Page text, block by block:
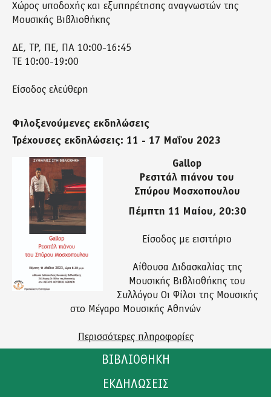
ΒΙΒΛΙΟΘΗΚΗ
ΚΑΤΑΛΟΓΟΣ
ΕΚΔΗΛΩΣΕΙΣ
Χώρος υποδοχής και εξυπηρέτησης αναγνωστών της
Μουσικής Βιβλιοθήκης
ΔΕ, ΤΡ, ΠΕ, ΠΑ 10:00-16:45
ΤΕ 10:00-19:00
Είσοδος ελεύθερη
Φιλοξενούμενες εκδηλώσεις
Τρέχουσες εκδηλώσεις: 11 - 17 Μαΐου 2023
Gallop
Ρεσιτάλ πιάνου του
Σπύρου Μοσχοπουλου
Πέμπτη 11 Μαίου, 20:30
Είσοδος με εισιτήριο
Αίθουσα Διδασκαλίας της
Μουσικής Βιβλιοθήκης του
Συλλόγου Οι Φίλοι της Μουσικής
στο Μέγαρο Μουσικής Αθηνών
Περισσότερες πληροφορίες
Θεατρική Παράσταση
"Η Ζωγραφιά του Θεού" του